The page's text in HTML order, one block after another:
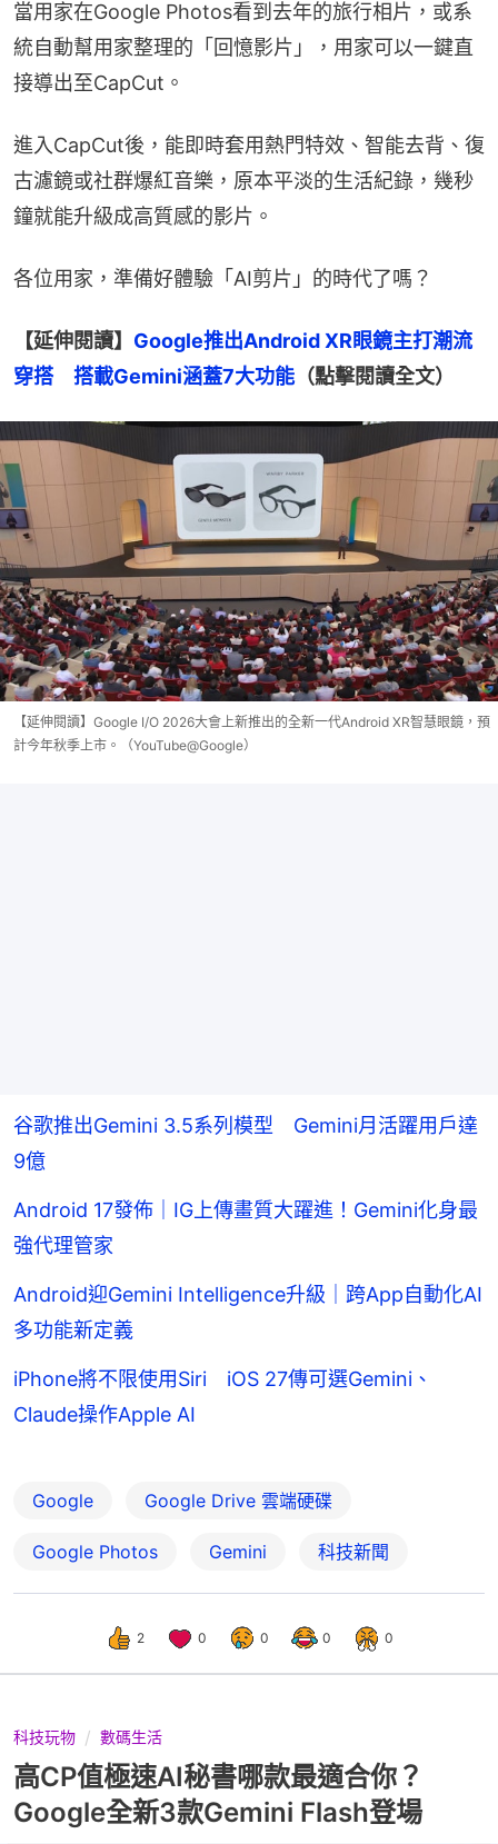
當用家在Google Photos看到去年的旅行相片，或系
統自動幫用家整理的「回憶影片」，用家可以一鍵直
接導出至CapCut。
進入CapCut後，能即時套用熱門特效、智能去背、復
古濾鏡或社群爆紅音樂，原本平淡的生活紀錄，幾秒
鐘就能升級成高質感的影片。
各位用家，準備好體驗「AI剪片」的時代了嗎？
【延伸閱讀】 Google推出Android XR眼鏡主打潮流
穿搭　搭載Gemini涵蓋7大功能（點擊閱讀全文）
【延伸閱讀】Google I/O 2026大會上新推出的全新一代Android XR智慧眼鏡，預
計今年秋季上市。（YouTube@Google）
谷歌推出Gemini 3.5系列模型 Gemini月活躍用戶達
9億
Android 17發佈｜IG上傳畫質大躍進！Gemini化身最
強代理管家
Android迎Gemini Intelligence升級｜跨App自動化AI
多功能新定義
iPhone將不限使用Siri iOS 27傳可選Gemini、
Claude操作Apple AI
Google Google Drive 雲端硬碟
Google Photos Gemini 科技新聞
2 0 0 0 0
科技玩物 數碼生活
高CP值極速AI秘書哪款最適合你？
Google全新3款Gemini Flash登場